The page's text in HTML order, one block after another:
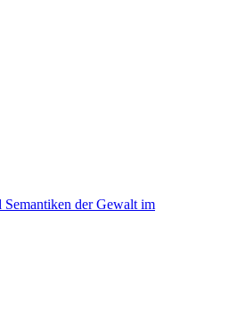
Semantiken der Gewalt im